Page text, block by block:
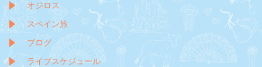
オジロス
スペイン旅
ブログ
ライブスケジュール